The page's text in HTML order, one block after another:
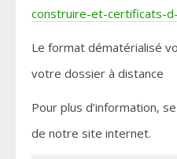
construire-et-certificats-
Le format dématérialisé
votre dossier à distance
Pour plus d’information,
de notre site internet.